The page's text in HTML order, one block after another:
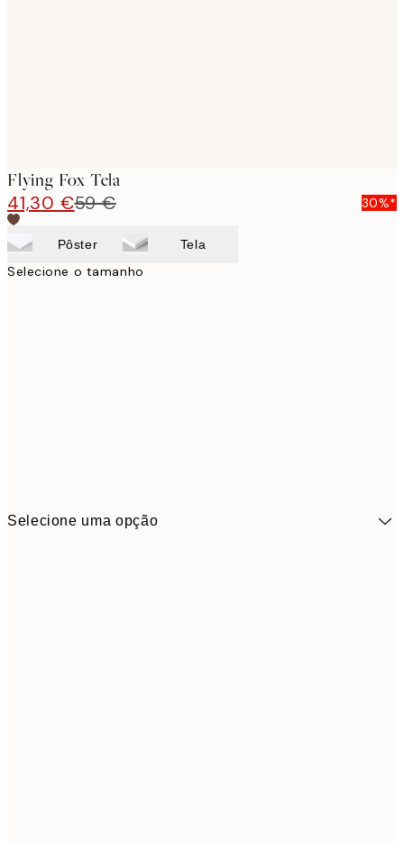
Flying Fox Tela
41,30 €59 € 30%*
Pôster Tela
Selecione o tamanho
Selecione uma opção